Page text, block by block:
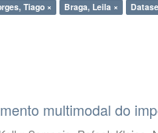
Tiago × Braga, Leila ×
multimodal do